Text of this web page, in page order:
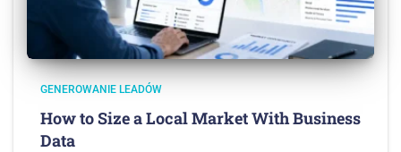
GENEROWANIE LEADÓW
How to Size a Local Market With Business
Data